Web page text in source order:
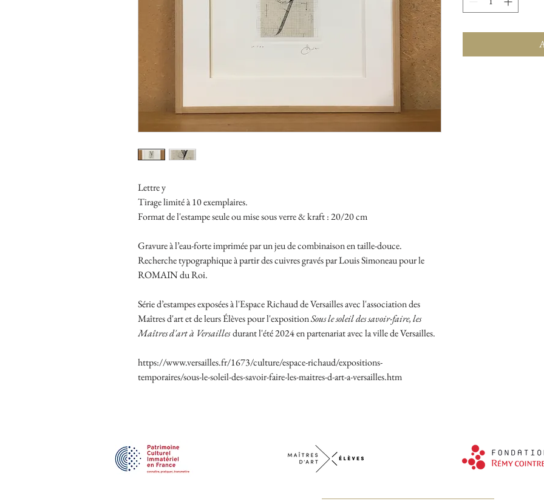
Lettre y
Tirage limité à 10 exemplaires.
Format de l'estampe seule ou mise sous verre & kraft : 20/20 cm
Gravure à l’eau-forte imprimée par un jeu de combinaison en taille-douce.
Recherche typographique à partir des cuivres gravés par Louis Simoneau pour le
ROMAIN du Roi.
Série d’estampes exposées à l'Espace Richaud de Versailles avec l'association des
Maîtres d'art et de leurs Élèves pour l'expositionSous le soleil des savoir-faire, les
Maîtres d'art à Versaillesdurant l'été 2024 en partenariat avec la ville de Versailles.
https://www.versailles.fr/1673/culture/espace-richaud/expositions-
temporaires/sous-le-soleil-des-savoir-faire-les-maitres-d-art-a-versailles.htm